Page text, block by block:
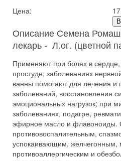
Цена:
Описание Семена
лекарь - Л.ог. (цветной
Применяют при болях в сердце,
простуде, заболеваниях
ванны помогают для лечения и
заболеваний, восстановления
эмоциональных нагрузок; при
заболеваниях, подагре,
эфирное масло и флавоноиды.
противовоспалительным,
успокаивающим, желчегонным,
противоаллергическим и